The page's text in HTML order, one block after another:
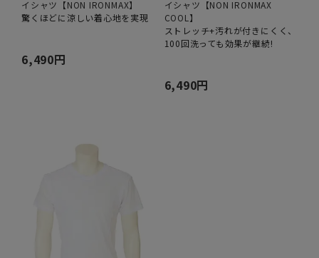
イシャツ【NON IRONMAX】
驚くほどに涼しい着心地を実現
6,490円
イシャツ【NON IRONMAX
COOL】
ストレッチ+汚れが付きにくく、
100回洗っても効果が継続!
6,490円